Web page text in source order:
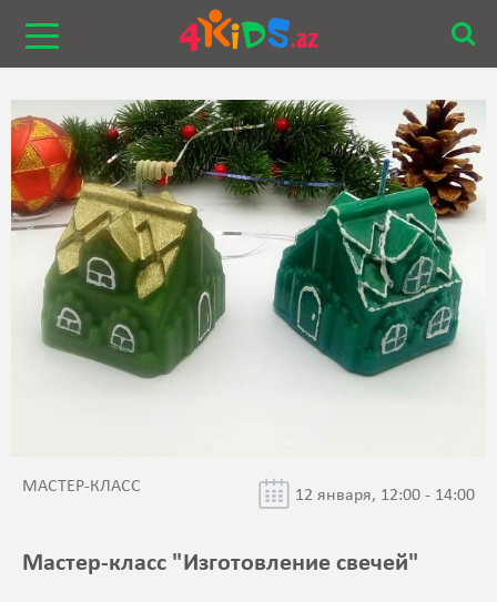
МАСТЕР-КЛАСС 12 января, 12:00 - 14:00
Мастер-класс "Изготовление свечей"